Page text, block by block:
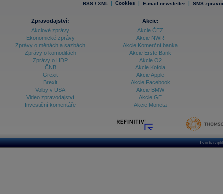
RSS / XML | Cookies | E-mail newsletter | SMS
Zpravodajství:
Akciové zprávy
Ekonomické zprávy
Zprávy o měnách a sazbách
Zprávy o komoditách
Zprávy o HDP
ČNB
Grexit
Brexit
Volby v USA
Video zpravodajství
Investiční komentáře
Akcie:
Akcie ČEZ
Akcie NWR
Akcie Komerční banka
Akcie Erste Bank
Akcie O2
Akcie Kofola
Akcie Apple
Akcie Facebook
Akcie BMW
Akcie GE
Akcie Moneta
Tvorba